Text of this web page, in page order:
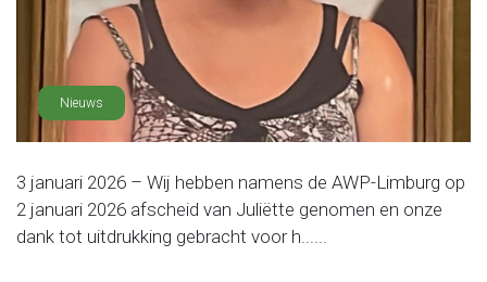
Nieuws
3 januari 2026 – Wij hebben namens de AWP-Limburg op
2 januari 2026 afscheid van Juliëtte genomen en onze
dank tot uitdrukking gebracht voor h......